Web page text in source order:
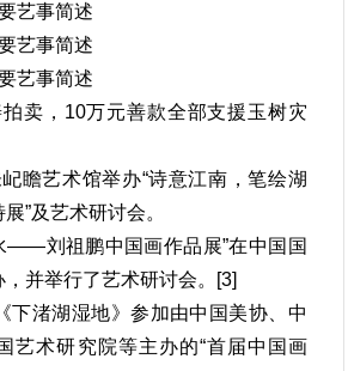
艺事简述
艺事简述
艺事简述
拍卖，10万元善款全部支援玉树灾
瞻艺术馆举办“诗意江南，笔绘湖
”及艺术研讨会。
——刘祖鹏中国画作品展”在中国国
并举行了艺术研讨会。[3]
下渚湖湿地》参加由中国美协、中
艺术研究院等主办的“首届中国画